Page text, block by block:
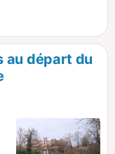
au départ du